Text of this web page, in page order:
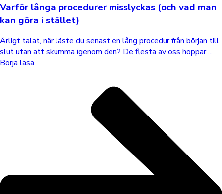
Varför långa procedurer misslyckas (och vad man
kan göra i stället)
Ärligt talat, när läste du senast en lång procedur från början till
slut utan att skumma igenom den? De flesta av oss hoppar ...
Börja läsa